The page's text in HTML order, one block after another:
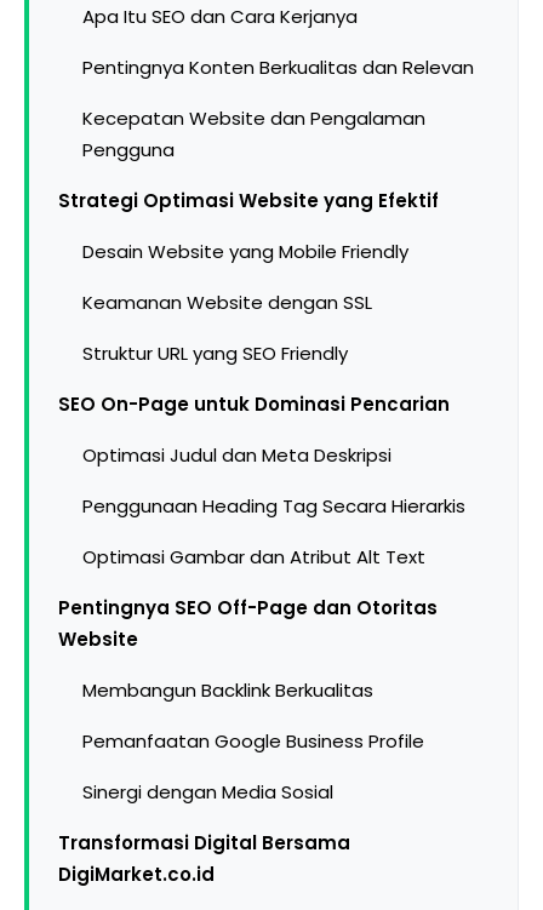
Apa Itu SEO dan Cara Kerjanya
Pentingnya Konten Berkualitas dan Relevan
Kecepatan Website dan Pengalaman
Pengguna
Strategi Optimasi Website yang Efektif
Desain Website yang Mobile Friendly
Keamanan Website dengan SSL
Struktur URL yang SEO Friendly
SEO On-Page untuk Dominasi Pencarian
Optimasi Judul dan Meta Deskripsi
Penggunaan Heading Tag Secara Hierarkis
Optimasi Gambar dan Atribut Alt Text
Pentingnya SEO Off-Page dan Otoritas
Website
Membangun Backlink Berkualitas
Pemanfaatan Google Business Profile
Sinergi dengan Media Sosial
Transformasi Digital Bersama
DigiMarket.co.id